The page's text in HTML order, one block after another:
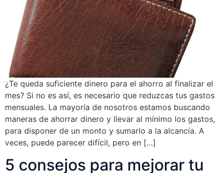
¿Te queda suficiente dinero para el ahorro al finalizar el
mes? Si no es así, es necesario que reduzcas tus gastos
mensuales. La mayoría de nosotros estamos buscando
maneras de ahorrar dinero y llevar al mínimo los gastos,
para disponer de un monto y sumarlo a la alcancía. A
veces, puede parecer difícil, pero en […]
5 consejos para mejorar tu